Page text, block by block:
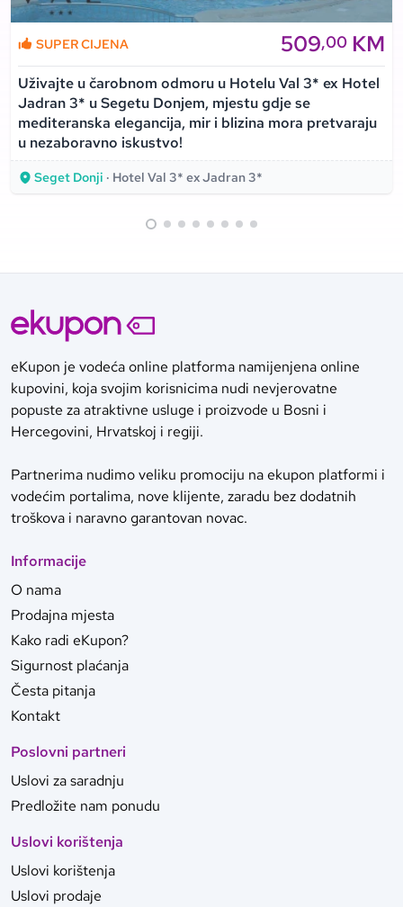
SUPER CIJENA 509,00 KM
Uživajte u čarobnom odmoru u Hotelu Val 3* ex Hotel
Jadran 3* u Segetu Donjem, mjestu gdje se
mediteranska elegancija, mir i blizina mora pretvaraju
u nezaboravno iskustvo!
Seget Donji · Hotel Val 3* ex Jadran 3*
eKupon je vodeća online platforma namijenjena online
kupovini, koja svojim korisnicima nudi nevjerovatne
popuste za atraktivne usluge i proizvode u Bosni i
Hercegovini, Hrvatskoj i regiji.
Partnerima nudimo veliku promociju na ekupon platformi i
vodećim portalima, nove klijente, zaradu bez dodatnih
troškova i naravno garantovan novac.
Informacije
O nama
Prodajna mjesta
Kako radi eKupon?
Sigurnost plaćanja
Česta pitanja
Kontakt
Poslovni partneri
Uslovi za saradnju
Predložite nam ponudu
Uslovi korištenja
Uslovi korištenja
Uslovi prodaje